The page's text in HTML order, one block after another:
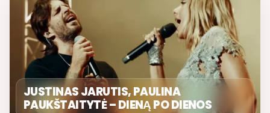
JUSTINAS JARUTIS, PAULINA
PAUKŠTAITYTĖ – DIENĄ PO DIENOS